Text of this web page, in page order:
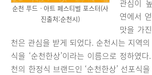
순천 푸드ㆍ아트 페스티벌 포스터(사
진출처:순천시)
관심이
연에서
맛을 가
천은 관심을 받게 되었다. 순천시는 지역
식을 ‘순천한상’이라는 이름으로 정하였
천의 한정식 브랜드인 ‘순천한상’ 선포식